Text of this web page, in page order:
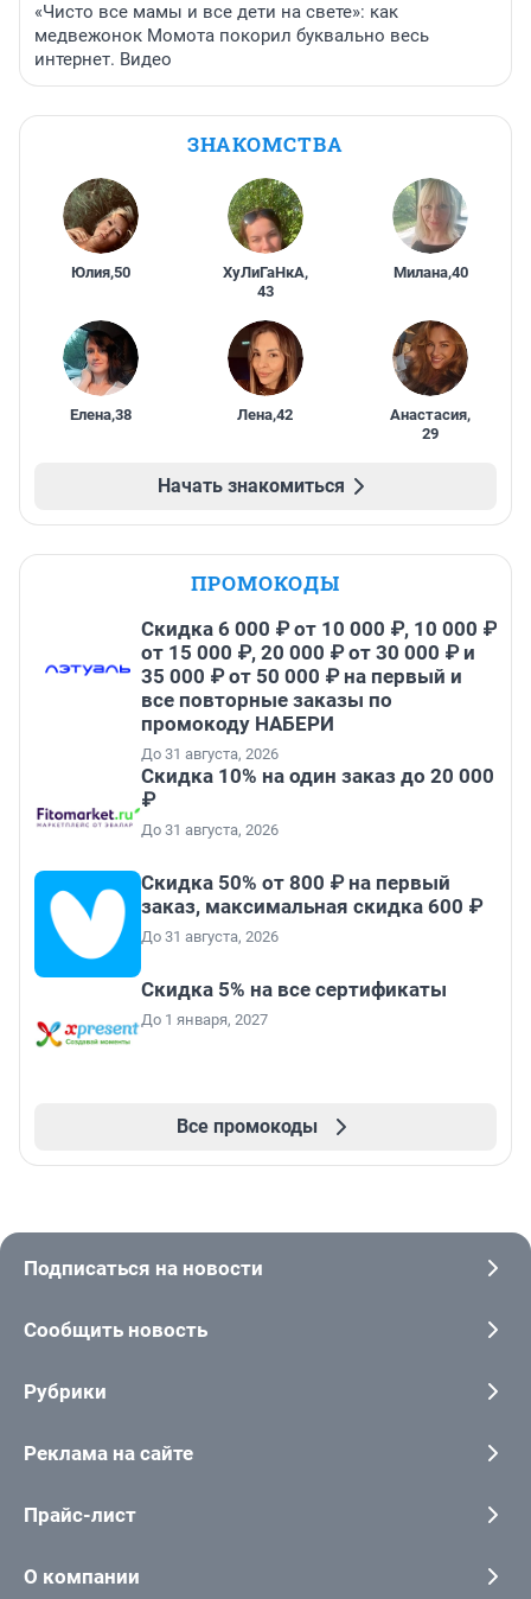
«Чисто все мамы и все дети на свете»: как
медвежонок Момота покорил буквально весь
интернет. Видео
ЗНАКОМСТВА
Юлия,50 ХуЛиГаНкА,
43
Милана,40
Елена,38 Лена,42 Анастасия,
29
Начать знакомиться
ПРОМОКОДЫ
Скидка 6 000 ₽ от 10 000 ₽, 10 000 ₽
от 15 000 ₽, 20 000 ₽ от 30 000 ₽ и
35 000 ₽ от 50 000 ₽ на первый и
все повторные заказы по
промокоду НАБЕРИ
До 31 августа, 2026
Скидка 10% на один заказ до 20 000
₽
До 31 августа, 2026
Скидка 50% от 800 ₽ на первый
заказ, максимальная скидка 600 ₽
До 31 августа, 2026
Скидка 5% на все сертификаты
До 1 января, 2027
Все промокоды
Подписаться на новости
Сообщить новость
Рубрики
Реклама на сайте
Прайс-лист
О компании